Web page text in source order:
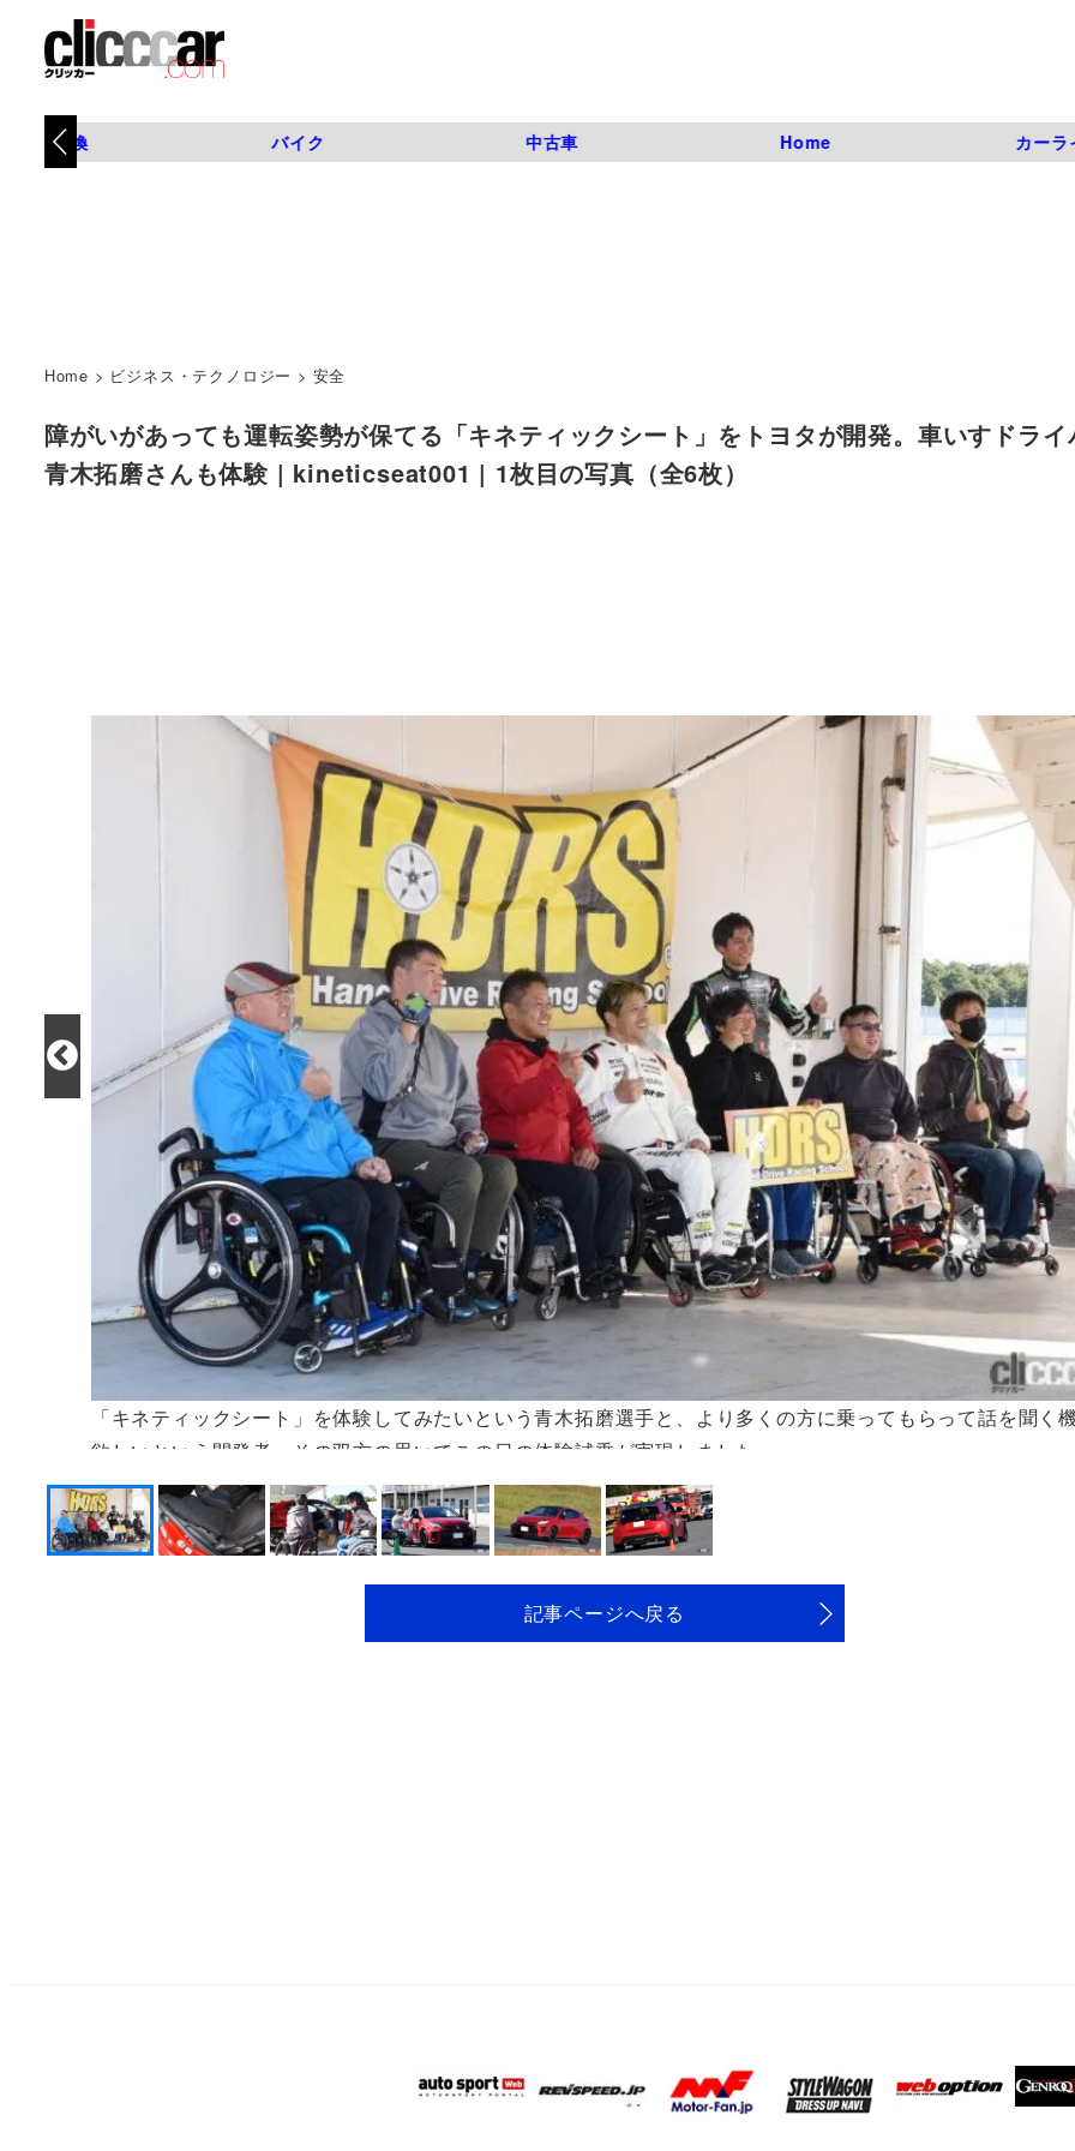
タイヤ交換 バイク 中古車 Home カーラ
Home > ビジネス・テクノロジー > 安全
障がいがあっても運転姿勢が保てる「キネティックシート」をトヨタが開発。車いすドラ
青木拓磨さんも体験 | kineticseat001 | 1枚目の写真（全6枚）
「キネティックシート」を体験してみたいという青木拓磨選手と、より多くの方に乗ってもらって話を聞く
欲しいという開発者、その双方の思いでこの日の体験試乗が実現しました
記事ページへ戻る